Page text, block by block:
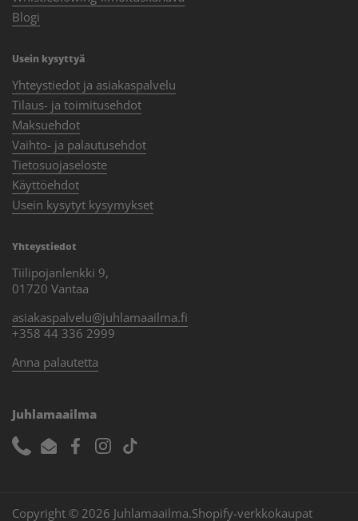
Blogi
Usein kysyttyä
Yhteystiedot ja asiakaspalvelu
Tilaus- ja toimitusehdot
Maksuehdot
Vaihto- ja palautusehdot
Tietosuojaseloste
Käyttöehdot
Usein kysytyt kysymykset
Yhteystiedot
Tiilipojanlenkki 9,
01720 Vantaa
asiakaspalvelu@juhlamaailma.fi
+358 44 336 2999
Anna palautetta
Juhlamaailma
PhoneEmailFacebook
Instagram
TikTok
Copyright © 2026 Juhlamaailma.Shopify-verkkokaupat